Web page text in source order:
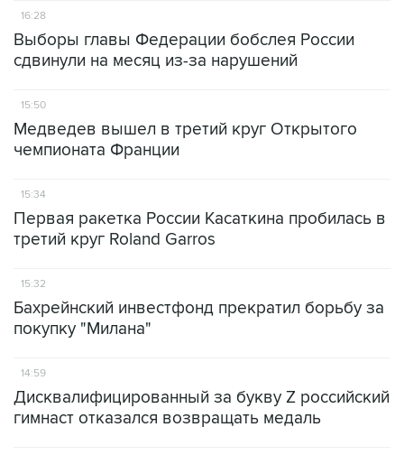
16:28
Выборы главы Федерации бобслея России
сдвинули на месяц из-за нарушений
15:50
Медведев вышел в третий круг Открытого
чемпионата Франции
15:34
Первая ракетка России Касаткина пробилась в
третий круг Roland Garros
15:32
Бахрейнский инвестфонд прекратил борьбу за
покупку "Милана"
14:59
Дисквалифицированный за букву Z российский
гимнаст отказался возвращать медаль